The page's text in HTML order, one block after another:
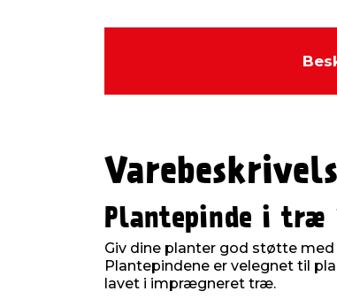
Plantepinde i træ
Giv dine planter god støtte
Plantepindene er velegnet til
lavet i imprægneret træ.